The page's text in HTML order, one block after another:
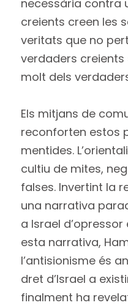
necessària contra
creients creen les
veritats que no
verdaders creients
molt dels
Els mitjans de
reconforten estos
mentides.
cultiu de mites,
falses. Invertint la
una narrativa
a Israel
esta narrativa,
l’antisionisme és
dret d’Israel a
finalment ha